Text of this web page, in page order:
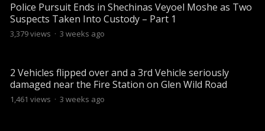
Police Pursuit Ends in Shechinas Veyoel Moshe as Two
Suspects Taken Into Custody – Part 1
3,379views · 3 weeks ago
2 Vehicles flipped over and a 3rd Vehicle seriously
damaged near the Fire Station on Glen Wild Road
1,461 views · 3 weeks ago